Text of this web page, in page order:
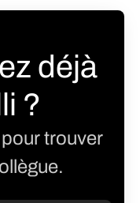
déjà
?
trouver